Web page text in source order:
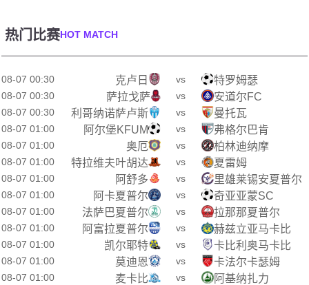
热门比赛HOT MATCH
08-07 00:30 克卢日 vs 特罗姆瑟
08-07 00:30 萨拉戈萨 vs 安道尔FC
08-07 00:30 利哥纳诺萨卢斯 vs 曼托瓦
08-07 01:00 阿尔堡KFUM vs 弗格尔巴肯
08-07 01:00 奥厄 vs 柏林迪纳摩
08-07 01:00 特拉维夫叶胡达 vs 夏雷姆
08-07 01:00 阿舒多 vs 里雄莱锡安夏普尔
08-07 01:00 阿卡夏普尔 vs 奇亚亚蒙SC
08-07 01:00 法萨巴夏普尔 vs 拉那那夏普尔
08-07 01:00 阿富拉夏普尔 vs 赫兹立亚马卡比
08-07 01:00 凯尔耶特 vs 卡比利奥马卡比
08-07 01:00 莫迪恩 vs 卡法尔卡瑟姆
08-07 01:00 麦卡比 vs 阿基纳扎力